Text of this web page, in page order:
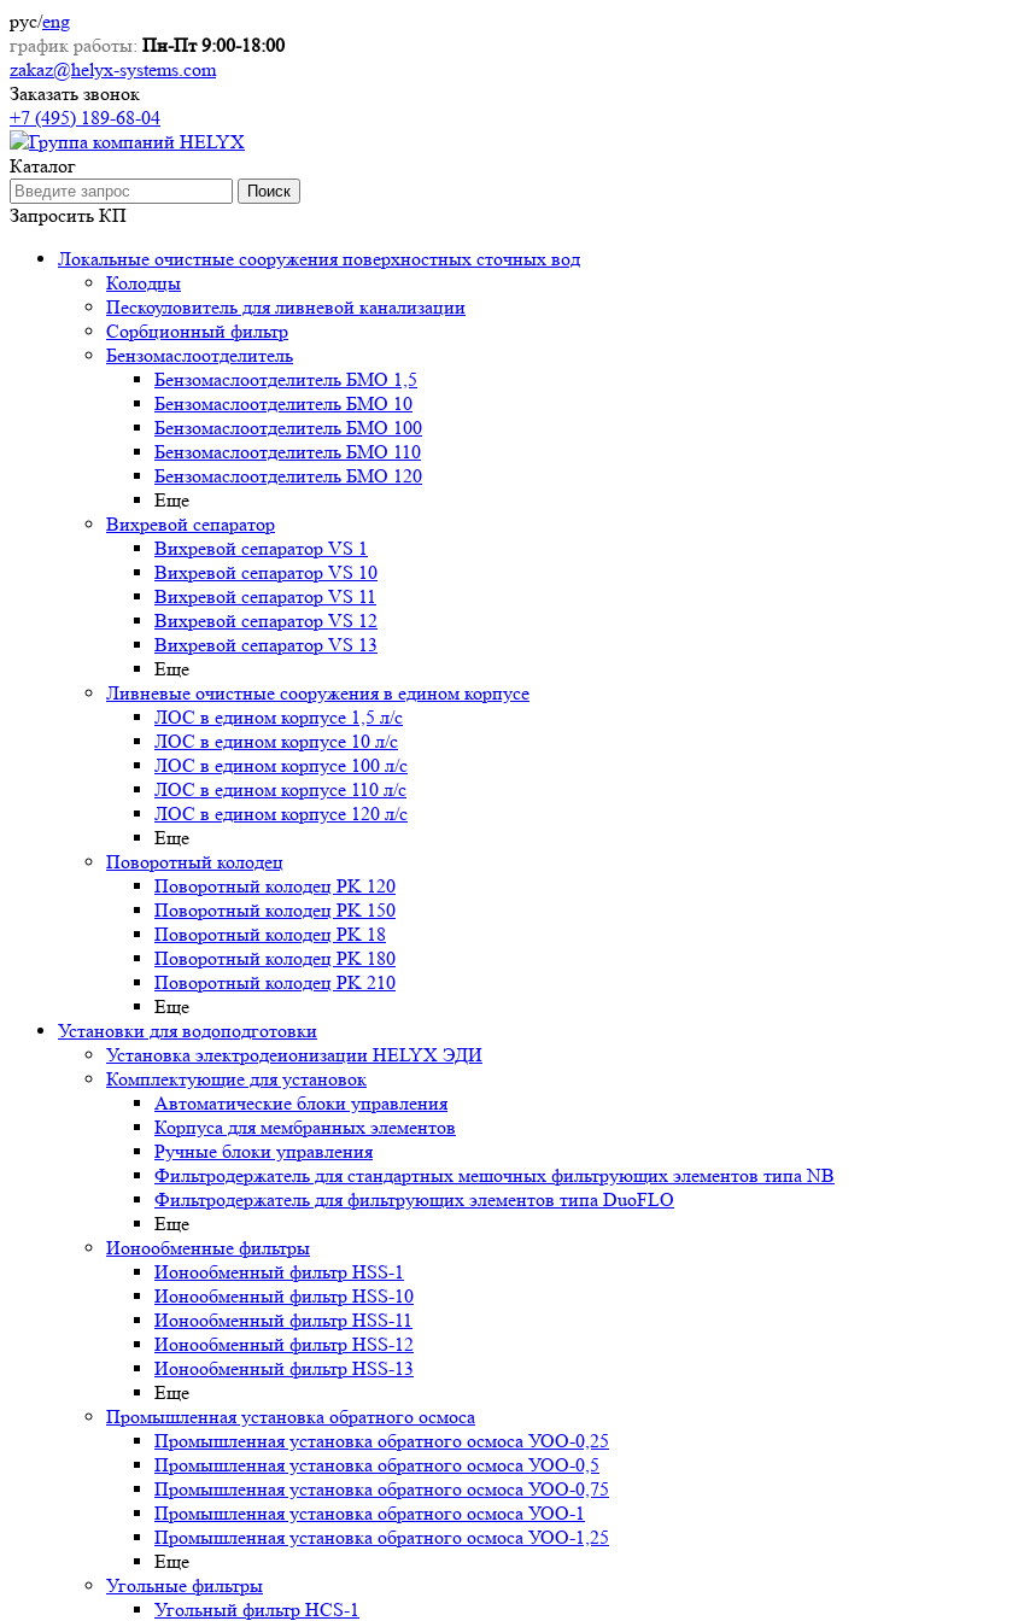
рус/eng
график работы: Пн-Пт 9:00-18:00
zakaz@helyx-systems.com
Заказать звонок
+7 (495) 189-68-04
Каталог
Поиск
Запросить КП
Локальные очистные сооружения поверхностных сточных вод
Колодцы
Пескоуловитель для ливневой канализации
Сорбционный фильтр
Бензомаслоотделитель
Бензомаслоотделитель БМО 1,5
Бензомаслоотделитель БМО 10
Бензомаслоотделитель БМО 100
Бензомаслоотделитель БМО 110
Бензомаслоотделитель БМО 120
Еще
Вихревой сепаратор
Вихревой сепаратор VS 1
Вихревой сепаратор VS 10
Вихревой сепаратор VS 11
Вихревой сепаратор VS 12
Вихревой сепаратор VS 13
Еще
Ливневые очистные сооружения в едином корпусе
ЛОС в едином корпусе 1,5 л/с
ЛОС в едином корпусе 10 л/с
ЛОС в едином корпусе 100 л/с
ЛОС в едином корпусе 110 л/с
ЛОС в едином корпусе 120 л/с
Еще
Поворотный колодец
Поворотный колодец PK 120
Поворотный колодец PK 150
Поворотный колодец PK 18
Поворотный колодец PK 180
Поворотный колодец PK 210
Еще
Установки для водоподготовки
Установка электродеионизации HELYX ЭДИ
Комплектующие для установок
Автоматические блоки управления
Корпуса для мембранных элементов
Ручные блоки управления
Фильтродержатель для стандартных мешочных фильтрующих элементов типа NB
Фильтродержатель для фильтрующих элементов типа DuoFLO
Еще
Ионообменные фильтры
Ионообменный фильтр HSS-1
Ионообменный фильтр HSS-10
Ионообменный фильтр HSS-11
Ионообменный фильтр HSS-12
Ионообменный фильтр HSS-13
Еще
Промышленная установка обратного осмоса
Промышленная установка обратного осмоса УОО-0,25
Промышленная установка обратного осмоса УОО-0,5
Промышленная установка обратного осмоса УОО-0,75
Промышленная установка обратного осмоса УОО-1
Промышленная установка обратного осмоса УОО-1,25
Еще
Угольные фильтры
Угольный фильтр HСS-1